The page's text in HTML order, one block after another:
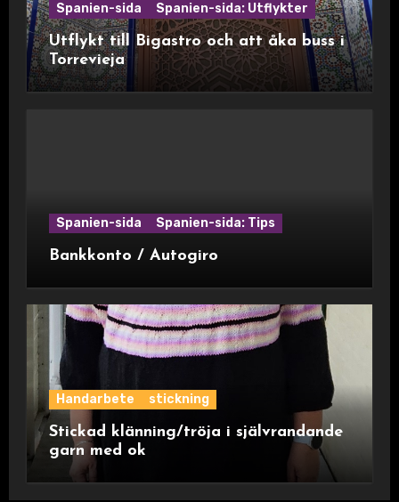
Spanien-sida Spanien-sida: Utflykter
Utflykt till Bigastro och att åka buss i
Torrevieja
Spanien-sida Spanien-sida: Tips
Bankkonto / Autogiro
Handarbete stickning
Stickad klänning/tröja i självrandande
garn med ok